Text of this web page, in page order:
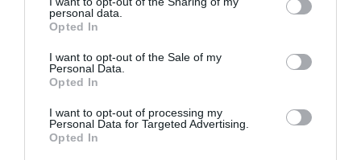
grant or deny consent to Google and its third-party tags to
use your data for below specified purposes in below Google
consent section.
personal data.
Opted In
I want to opt-out of the Sale of my
Personal Data.
Opted In
I want to opt-out of processing my
Personal Data for Targeted Advertising.
Opted In